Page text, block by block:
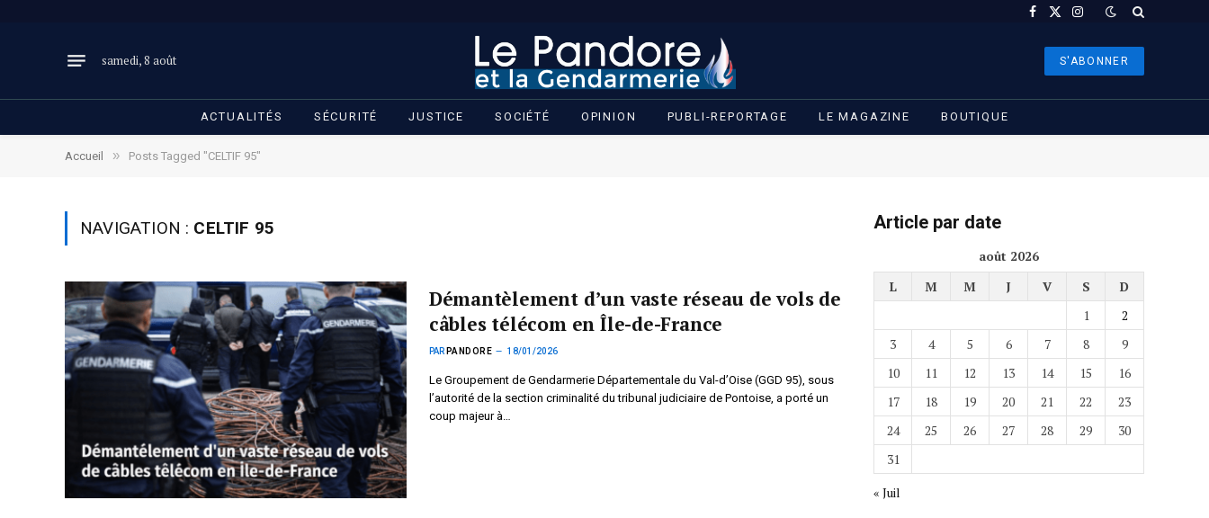
Facebook
X
Instagram
samedi, 8 août S'ABONNER
ACTUALITÉS SÉCURITÉ JUSTICE SOCIÉTÉ OPINION PUBLI-REPORTAGE LE MAGAZINE BOUTIQUE
Accueil » Posts Tagged "CELTIF 95"
NAVIGATION : CELTIF 95
Démantèlement d’un vaste réseau de vols de
câbles télécom en Île-de-France
PAR PANDORE 18/01/2026
Le Groupement de Gendarmerie Départementale du Val-d’Oise (GGD 95), sous
l’autorité de la section criminalité du tribunal judiciaire de Pontoise, a porté un
coup majeur à…
Article par date
août 2026
L
M M J V S
D
1
2
3
4 5 6 7 8
9
10
11 12 13 14 15
16
17
18 19 20 21 22
23
24
25 26 27 28 29
30
31
« Juil